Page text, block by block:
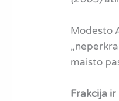
Modesto
maisto
Frakcija